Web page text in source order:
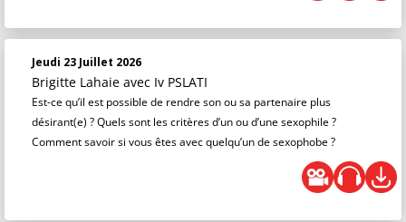
Jeudi 23 Juillet 2026
Brigitte Lahaie avec Iv PSLATI
Est-ce qu’il est possible de rendre son ou sa partenaire plus
désirant(e) ? Quels sont les critères d’un ou d’une sexophile ?
Comment savoir si vous êtes avec quelqu’un de sexophobe ?